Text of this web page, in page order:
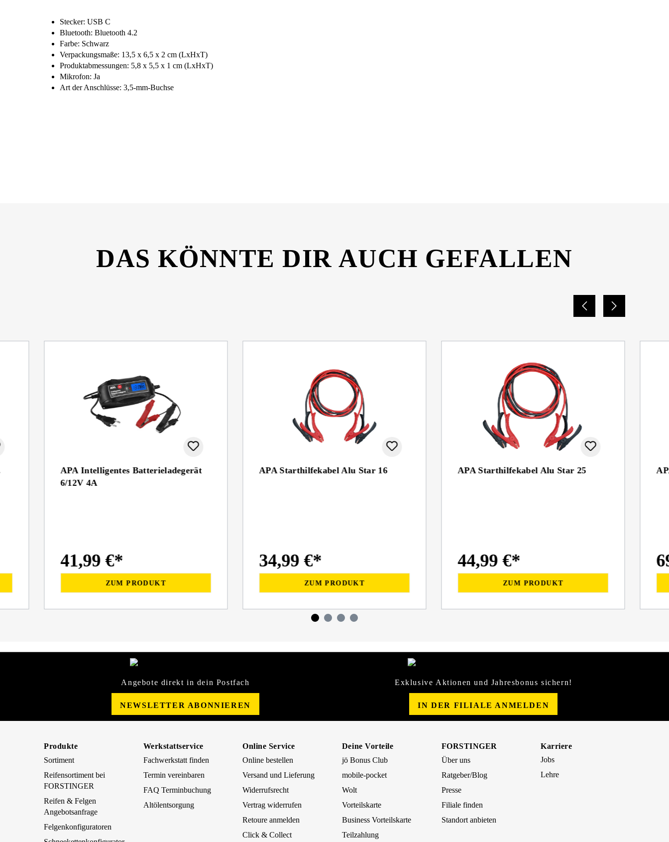
Stecker: USB C
Bluetooth: Bluetooth 4.2
Farbe: Schwarz
Verpackungsmaße: 13,5 x 6,5 x 2 cm (LxHxT)
Produktabmessungen: 5,8 x 5,5 x 1 cm (LxHxT)
Mikrofon: Ja
Art der Anschlüsse: 3,5-mm-Buchse
DAS KÖNNTE DIR AUCH GEFALLEN
APA Intelligentes Batterieladegerät
6/12V 4A
41,99 €*
ZUM PRODUKT
APA Starthilfekabel Alu Star 16
34,99 €*
ZUM PRODUKT
APA Starthilfekabel Alu Star 25
44,99 €*
ZUM PRODUKT
Angebote direkt in dein Postfach
NEWSLETTER ABONNIEREN
Exklusive Aktionen und Jahresbonus sichern!
IN DER FILIALE ANMELDEN
Produkte
Sortiment
Reifensortiment bei
FORSTINGER
Reifen & Felgen
Angebotsanfrage
Felgenkonfiguratoren
Werkstattservice
Fachwerkstatt finden
Termin vereinbaren
FAQ Terminbuchung
Altölentsorgung
Online Service
Online bestellen
Versand und Lieferung
Widerrufsrecht
Vertrag widerrufen
Retoure anmelden
Click & Collect
Deine Vorteile
jö Bonus Club
mobile-pocket
Wolt
Vorteilskarte
Business Vorteilskarte
Teilzahlung
FORSTINGER
Über uns
Ratgeber/Blog
Presse
Filiale finden
Standort anbieten
Karriere
Jobs
Lehre